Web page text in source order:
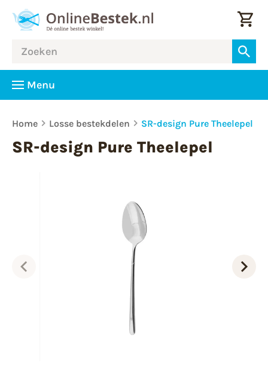
Menu
Home Losse bestekdelen SR-design Pure Theelepel
SR-design Pure Theelepel